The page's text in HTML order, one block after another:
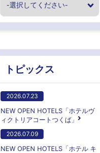
トピックス
2026.07.23
NEW OPEN HOTELS「ホテルヴ
ィクトリアコートつくば」
2026.07.09
NEW OPEN HOTELS「ホテル キ